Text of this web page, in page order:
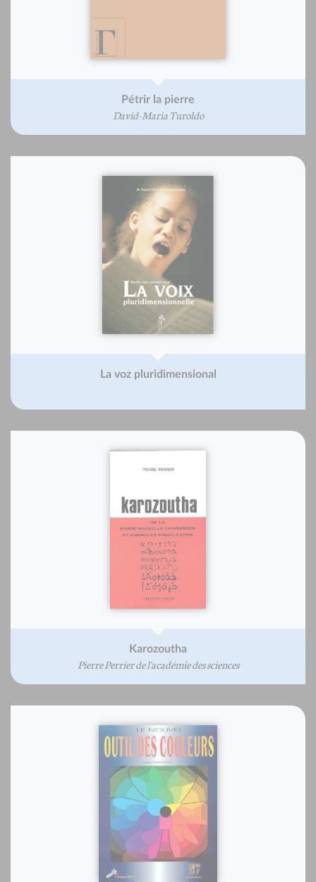
Pétrir la pierre
David-Maria Turoldo
La voz pluridimensional
Karozoutha
Pierre Perrier de l'académie des sciences